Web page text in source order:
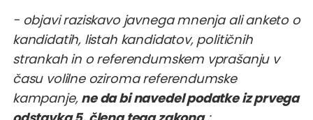
- objavi raziskavo javnega mnenja ali anketo o
kandidatih, listah kandidatov, političnih
strankah in o referendumskem vprašanju v
času volilne oziroma referendumske
kampanje, ne da bi navedel podatke iz prvega